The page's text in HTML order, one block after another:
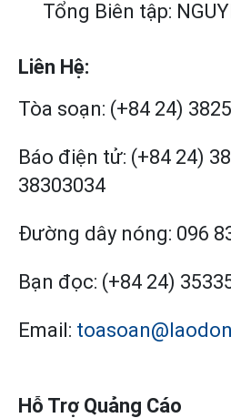
Tổng Biên tập:
Liên Hệ:
Tòa soạn: (+84 24)
Báo điện tử: (+84 24)
38303034
Đường dây nóng: 096
Bạn đọc: (+84 24)
Email:
Hỗ Trợ Quảng Cáo